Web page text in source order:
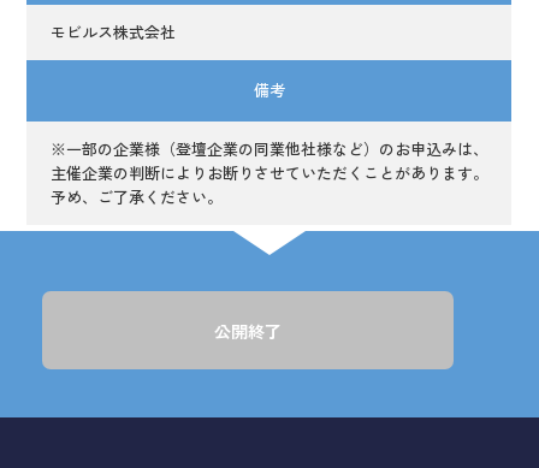
モビルス株式会社
備考
※一部の企業様（登壇企業の同業他社様など）のお申込みは、
主催企業の判断によりお断りさせていただくことがあります。
予め、ご了承ください。
公開終了